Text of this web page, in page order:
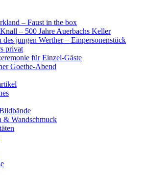
– Faust in the box
– 500 Jahre Auerbachs Keller
jungen Werther – Einpersonenstück
privat
für Einzel-Gäste
Goethe-Abend
& Wandschmuck